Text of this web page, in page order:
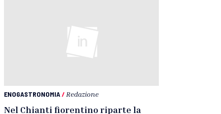
ENOGASTRONOMIA/ Redazione
Nel Chianti fiorentino riparte la